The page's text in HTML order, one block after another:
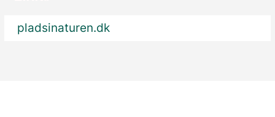
pladsinaturen.dk